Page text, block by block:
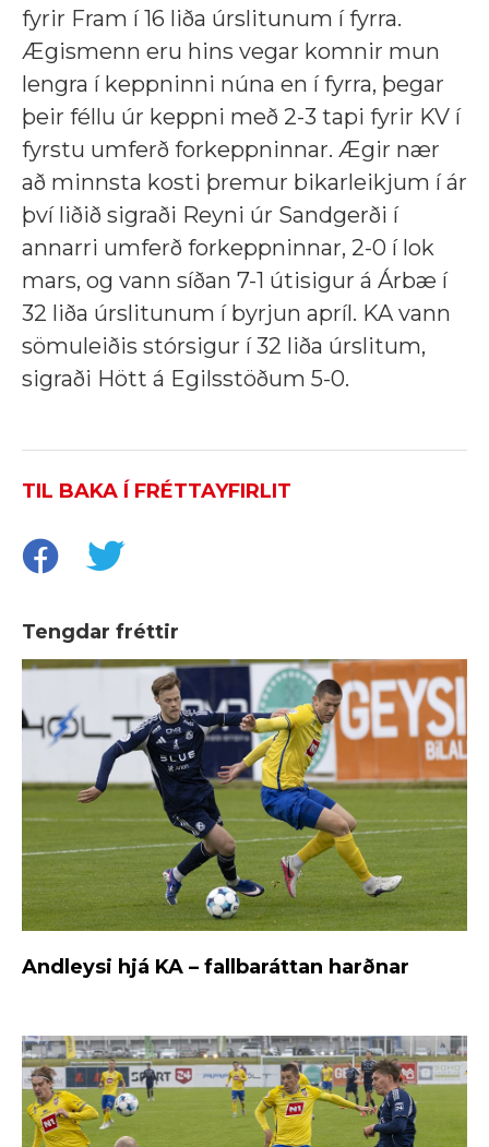
fyrir Fram í 16 liða úrslitunum í fyrra.
Ægismenn eru hins vegar komnir mun
lengra í keppninni núna en í fyrra, þegar
þeir féllu úr keppni með 2-3 tapi fyrir KV í
fyrstu umferð forkeppninnar. Ægir nær
að minnsta kosti þremur bikarleikjum í ár
því liðið sigraði Reyni úr Sandgerði í
annarri umferð forkeppninnar, 2-0 í lok
mars, og vann síðan 7-1 útisigur á Árbæ í
32 liða úrslitunum í byrjun apríl. KA vann
sömuleiðis stórsigur í 32 liða úrslitum,
sigraði Hött á Egilsstöðum 5-0.
TIL BAKA Í FRÉTTAYFIRLIT
Tengdar fréttir
Andleysi hjá KA – fallbaráttan harðnar